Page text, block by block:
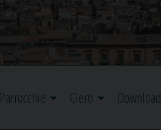
Clero Download